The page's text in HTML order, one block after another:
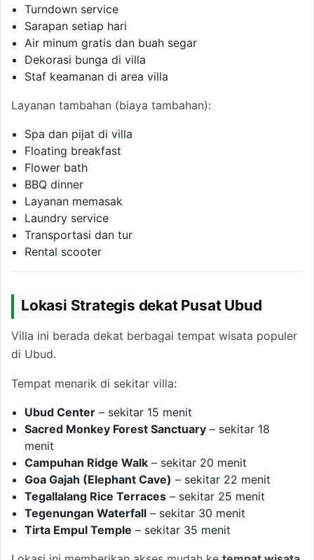
Turndown service
Sarapan setiap hari
Air minum gratis dan buah segar
Dekorasi bunga di villa
Staf keamanan di area villa
Layanan tambahan (biaya tambahan):
Spa dan pijat di villa
Floating breakfast
Flower bath
BBQ dinner
Layanan memasak
Laundry service
Transportasi dan tur
Rental scooter
Lokasi Strategis dekat Pusat Ubud
Villa ini berada dekat berbagai tempat wisata populer
di Ubud.
Tempat menarik di sekitar villa:
Ubud Center – sekitar 15 menit
Sacred Monkey Forest Sanctuary – sekitar 18
menit
Campuhan Ridge Walk – sekitar 20 menit
Goa Gajah (Elephant Cave) – sekitar 22 menit
Tegallalang Rice Terraces – sekitar 25 menit
Tegenungan Waterfall – sekitar 30 menit
Tirta Empul Temple – sekitar 35 menit